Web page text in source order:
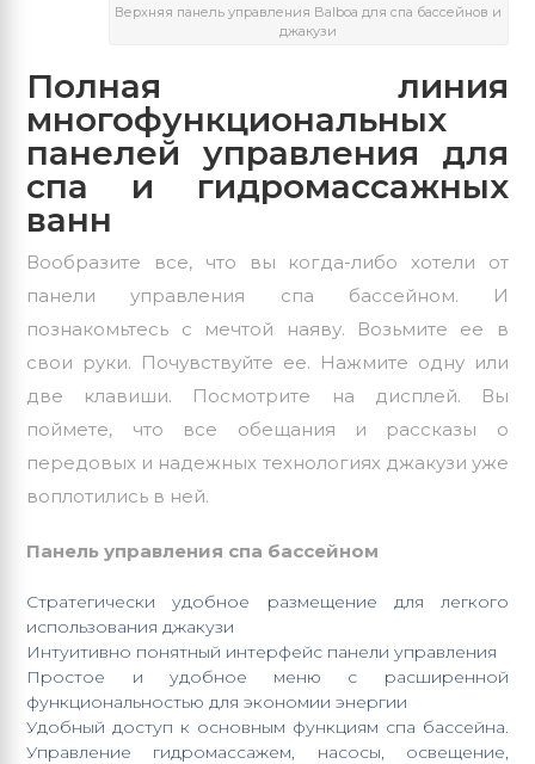
Верхняя панель управления Balboa для спа бассейнов и
джакузи
Полная линия
многофункциональных
панелей управления для
спа и гидромассажных
ванн
Вообразите все, что вы когда-либо хотели от
панели управления спа бассейном. И
познакомьтесь с мечтой наяву. Возьмите ее в
свои руки. Почувствуйте ее. Нажмите одну или
две клавиши. Посмотрите на дисплей. Вы
поймете, что все обещания и рассказы о
передовых и надежных технологиях джакузи уже
воплотились в ней.
Панель управления спа бассейном
Стратегически удобное размещение для легкого
использования джакузи
Интуитивно понятный интерфейс панели управления
Простое и удобное меню с расширенной
функциональностью для экономии энергии
Удобный доступ к основным функциям спа бассейна.
Управление гидромассажем, насосы, освещение,